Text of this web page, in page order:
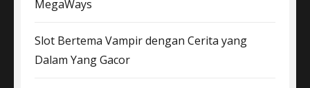
MegaWays
Slot Bertema Vampir dengan Cerita yang
Dalam Yang Gacor